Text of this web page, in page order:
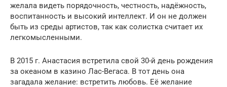
желала видеть порядочность, честность, надёжность,
воспитанность и высокий интеллект. И он не должен
быть из среды артистов, так как солистка считает их
легкомысленными.
В 2015 г. Анастасия встретила свой 30-й день рождения
за океаном в казино Лас-Вегаса. В тот день она
загадала желание: встретить любовь. Её желание